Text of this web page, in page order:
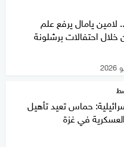
لامين يامال يرفع علم
احتفالات برشلونة
حماس تعيد تأهيل
في غزة